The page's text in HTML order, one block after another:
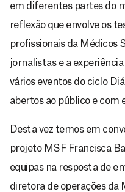
em diferentes partes do
reflexão que envolve os
profissionais da Médicos
jornalistas e a
vários eventos do ciclo
abertos ao público e com
Desta vez temos em
projeto MSF Francisca
equipas na resposta de
diretora de operações da